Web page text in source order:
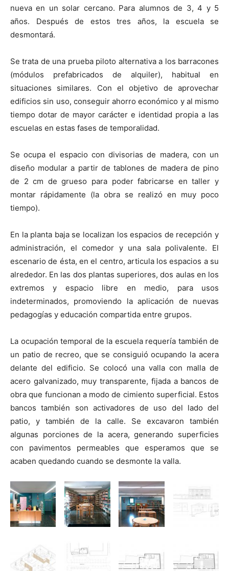
nueva en un solar cercano. Para alumnos de 3, 4 y 5
años. Después de estos tres años, la escuela se
desmontará.
Se trata de una prueba piloto alternativa a los barracones
(módulos prefabricados de alquiler), habitual en
situaciones similares. Con el objetivo de aprovechar
edificios sin uso, conseguir ahorro económico y al mismo
tiempo dotar de mayor carácter e identidad propia a las
escuelas en estas fases de temporalidad.
Se ocupa el espacio con divisorias de madera, con un
diseño modular a partir de tablones de madera de pino
de 2 cm de grueso para poder fabricarse en taller y
montar rápidamente (la obra se realizó en muy poco
tiempo).
En la planta baja se localizan los espacios de recepción y
administración, el comedor y una sala polivalente. El
escenario de ésta, en el centro, articula los espacios a su
alrededor. En las dos plantas superiores, dos aulas en los
extremos y espacio libre en medio, para usos
indeterminados, promoviendo la aplicación de nuevas
pedagogías y educación compartida entre grupos.
La ocupación temporal de la escuela requería también de
un patio de recreo, que se consiguió ocupando la acera
delante del edificio. Se colocó una valla con malla de
acero galvanizado, muy transparente, fijada a bancos de
obra que funcionan a modo de cimiento superficial. Estos
bancos también son activadores de uso del lado del
patio, y también de la calle. Se excavaron también
algunas porciones de la acera, generando superficies
con pavimentos permeables que esperamos que se
acaben quedando cuando se desmonte la valla.